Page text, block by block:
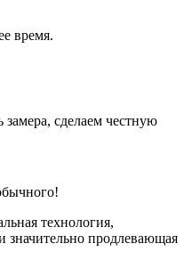
время.
сделаем честную
технология,
значительно продлевающая